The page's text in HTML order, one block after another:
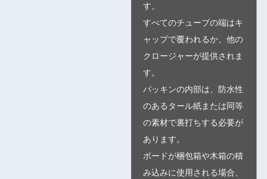
す。
すべてのチューブの端はキ
ャップで覆われるか、他の
クロージャーが提供されま
す。
パッキンの内部は、防水性
のあるタール紙または同等
の素材で裏打ちする必要が
あります。
ボードが梱包箱や木箱の積
み込みに使用される場合、